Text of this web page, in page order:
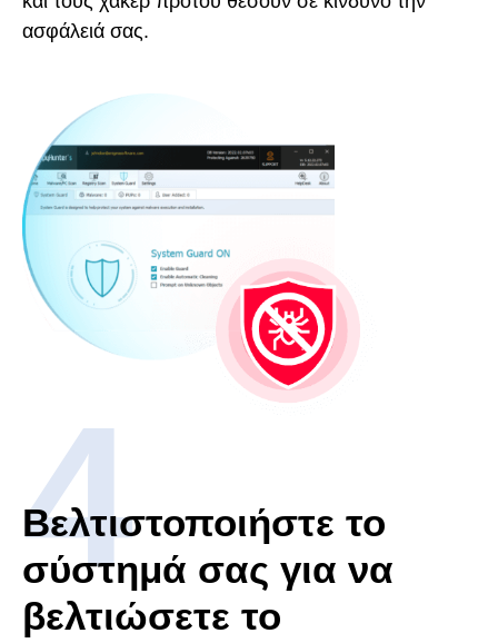
ασφάλειά σας.
Βελτιστοποιήστε το
σύστημά σας για να
βελτιώσετε το